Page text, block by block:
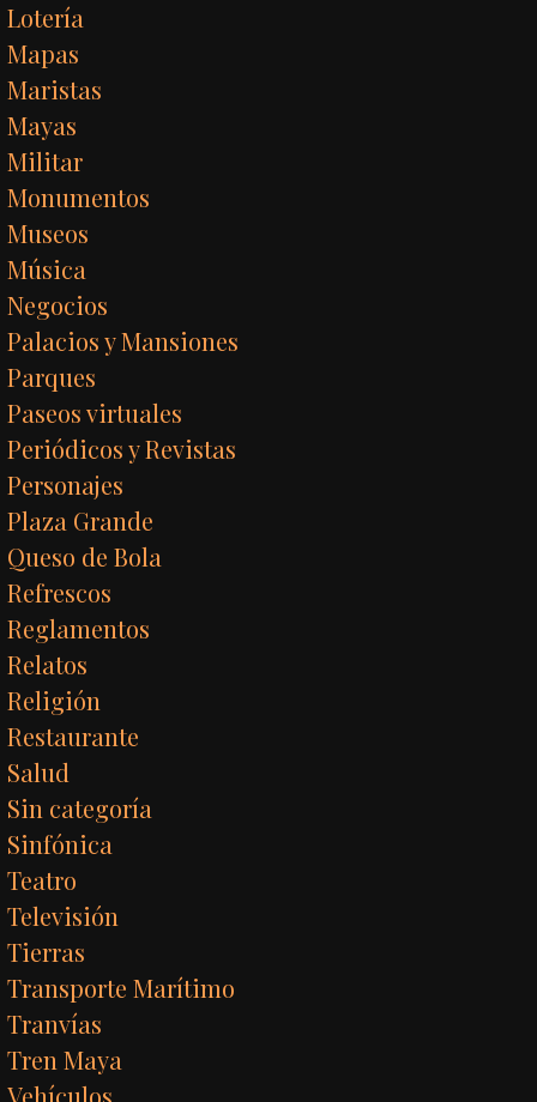
Lotería
Mapas
Maristas
Mayas
Militar
Monumentos
Museos
Música
Negocios
Palacios y Mansiones
Parques
Paseos virtuales
Periódicos y Revistas
Personajes
Plaza Grande
Queso de Bola
Refrescos
Reglamentos
Relatos
Religión
Restaurante
Salud
Sin categoría
Sinfónica
Teatro
Televisión
Tierras
Transporte Marítimo
Tranvías
Tren Maya
Vehículos